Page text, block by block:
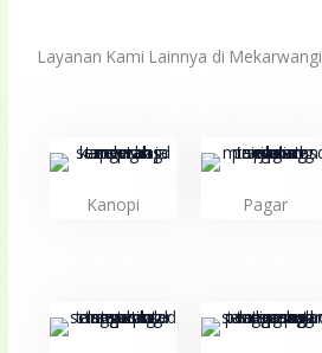
Layanan Kami Lainnya di Mekarwangi
Kanopi Pagar